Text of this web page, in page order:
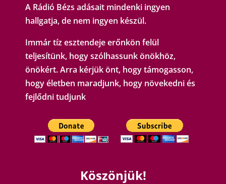
A Rádió Bézs adásait mindenki ingyen
hallgatja, de nem ingyen készül.
Immár tíz esztendeje erőnkön felül
teljesítünk, hogy szólhassunk önökhöz,
önökért. Arra kérjük önt, hogy támogasson,
hogy életben maradjunk, hogy növekedni és
fejlődni tudjunk
Köszönjük!